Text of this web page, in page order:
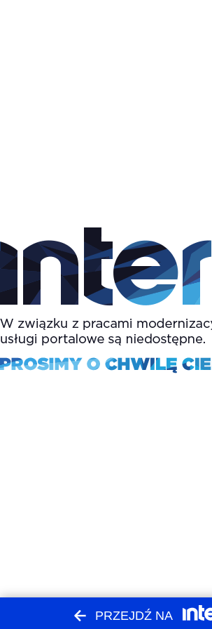
PRZEJDŹ NA